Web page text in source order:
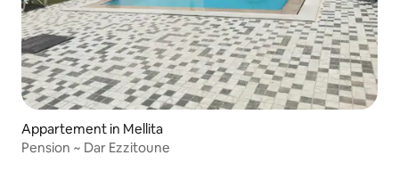
Appartement in Mellita
Pension ~ Dar Ezzitoune